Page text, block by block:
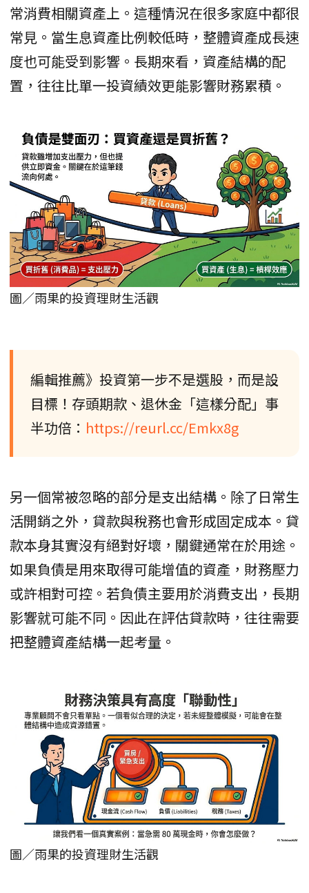
常消費相關資產上。這種情況在很多家庭中都很
常見。當生息資產比例較低時，整體資產成長速
度也可能受到影響。長期來看，資產結構的配
置，往往比單一投資績效更能影響財務累積。
圖／雨果的投資理財生活觀
編輯推薦》投資第一步不是選股，而是設
目標！存頭期款、退休金「這樣分配」事
半功倍： https://reurl.cc/Emkx8g
另一個常被忽略的部分是支出結構。除了日常生
活開銷之外，貸款與稅務也會形成固定成本。貸
款本身其實沒有絕對好壞，關鍵通常在於用途。
如果負債是用來取得可能增值的資產，財務壓力
或許相對可控。若負債主要用於消費支出，長期
影響就可能不同。因此在評估貸款時，往往需要
把整體資產結構一起考量。
圖／雨果的投資理財生活觀